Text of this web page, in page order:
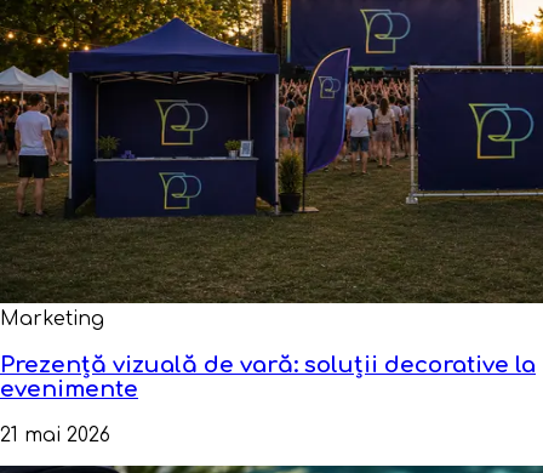
Marketing
Prezență vizuală de vară: soluții decorative la
evenimente
21 mai 2026